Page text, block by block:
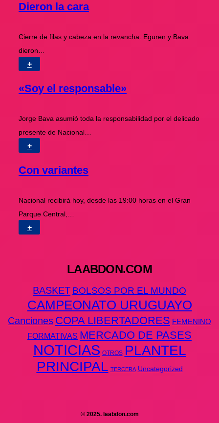
Dieron la cara
Cierre de filas y cabeza en la revancha: Eguren y Bava
dieron…
+
«Soy el responsable»
Jorge Bava asumió toda la responsabilidad por el delicado
presente de Nacional…
+
Con variantes
Nacional recibirá hoy, desde las 19:00 horas en el Gran
Parque Central,…
+
LAABDON.COM
BASKET BOLSOS POR EL MUNDO
CAMPEONATO URUGUAYO
Canciones COPA LIBERTADORES FEMENINO
FORMATIVAS MERCADO DE PASES
NOTICIAS OTROS PLANTEL
PRINCIPAL TERCERA Uncategorized
© 2025. laabdon.com